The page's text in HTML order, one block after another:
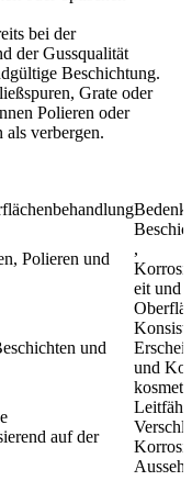
bei der
der Gussqualität
Beschichtung.
Grate oder
Polieren oder
als verbergen.
Polieren und
,
eit und
und
und
auf der